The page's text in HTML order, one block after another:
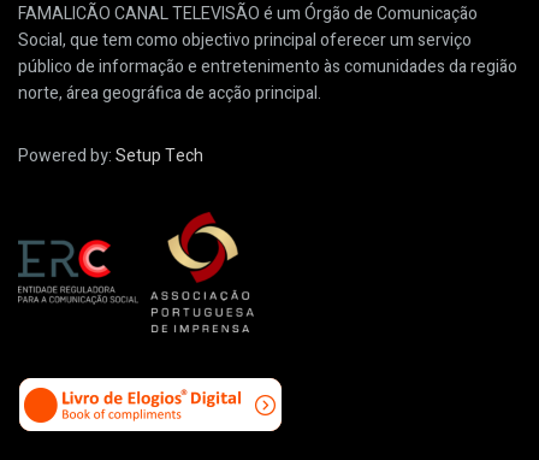
FAMALICÃO CANAL TELEVISÃO é um Órgão de Comunicação
Social, que tem como objectivo principal oferecer um serviço
público de informação e entretenimento às comunidades da região
norte, área geográfica de acção principal.
Powered by:Setup Tech